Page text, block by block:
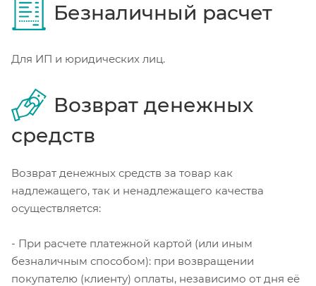
Безналичный расчет
Для ИП и юридических лиц.
Возврат денежных
средств
Возврат денежных средств за товар как
надлежащего, так и ненадлежащего качества
осуществляется:
- При расчете платежной картой (или иным
безналичным способом): при возвращении
покупателю (клиенту) оплаты, независимо от дня её